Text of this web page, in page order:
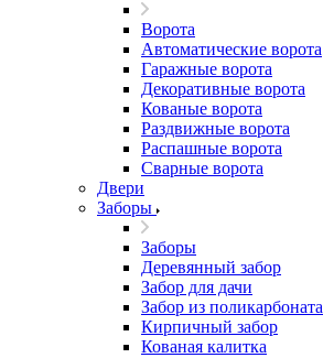
Ворота
Автоматические ворота
Гаражные ворота
Декоративные ворота
Кованые ворота
Раздвижные ворота
Распашные ворота
Сварные ворота
Двери
Заборы
Заборы
Деревянный забор
Забор для дачи
Забор из поликарбоната
Кирпичный забор
Кованая калитка